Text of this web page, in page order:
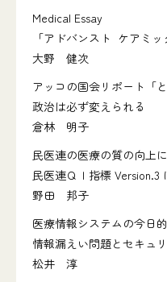
Medical Essay
「アドバンスト ケアミ
大野 健次
アッコの国会リポート「
政治は必ず変えられる
倉林 明子
民医連の医療の質の向上
民医連ＱＩ指標 Version.3
野田 邦子
医療情報システムの今日的
情報漏えい問題とセキュ
松井 淳